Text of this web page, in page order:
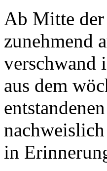
Ab Mitte der
zunehmend
verschwand
aus dem
in